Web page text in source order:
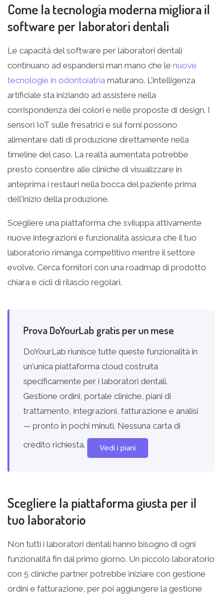
Come la tecnologia moderna migliora il
software per laboratori dentali
Le capacità del software per laboratori dentali
continuano ad espandersi man mano che le nuove
tecnologie in odontoiatria maturano. L'intelligenza
artificiale sta iniziando ad assistere nella
corrispondenza dei colori e nelle proposte di design. I
sensori IoT sulle fresatrici e sui forni possono
alimentare dati di produzione direttamente nella
timeline del caso. La realtà aumentata potrebbe
presto consentire alle cliniche di visualizzare in
anteprima i restauri nella bocca del paziente prima
dell'inizio della produzione.
Scegliere una piattaforma che sviluppa attivamente
nuove integrazioni e funzionalità assicura che il tuo
laboratorio rimanga competitivo mentre il settore
evolve. Cerca fornitori con una roadmap di prodotto
chiara e cicli di rilascio regolari.
Prova DoYourLab gratis per un mese
DoYourLab riunisce tutte queste funzionalità in
un'unica piattaforma cloud costruita
specificamente per i laboratori dentali.
Gestione ordini, portale cliniche, piani di
trattamento, integrazioni, fatturazione e analisi
— pronto in pochi minuti. Nessuna carta di
credito richiesta.
Vedi i piani
Scegliere la piattaforma giusta per il
tuo laboratorio
Non tutti i laboratori dentali hanno bisogno di ogni
funzionalità fin dal primo giorno. Un piccolo laboratorio
con 5 cliniche partner potrebbe iniziare con gestione
ordini e fatturazione, per poi aggiungere la gestione